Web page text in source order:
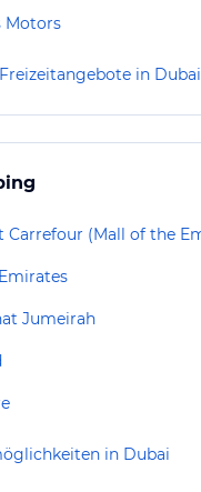
Motors
in Dubai
Jumeirah
in Dubai